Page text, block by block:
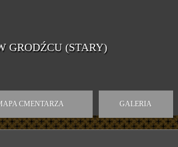
GRODŹCU (STARY)
CMENTARZA GALERIA